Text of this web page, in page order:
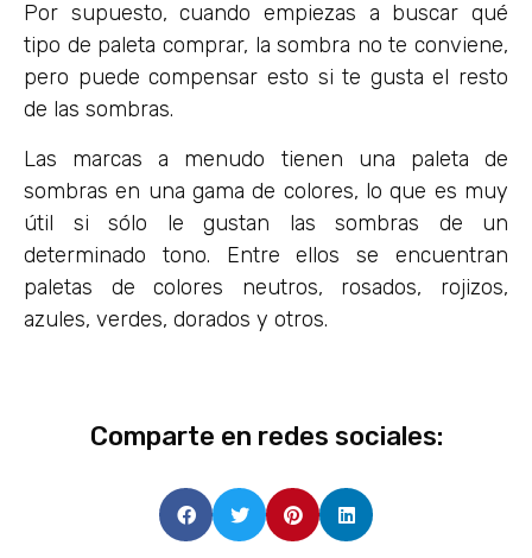
Por supuesto, cuando empiezas a buscar qué
tipo de paleta comprar, la sombra no te conviene,
pero puede compensar esto si te gusta el resto
de las sombras.
Las marcas a menudo tienen una paleta de
sombras en una gama de colores, lo que es muy
útil si sólo le gustan las sombras de un
determinado tono. Entre ellos se encuentran
paletas de colores neutros, rosados, rojizos,
azules, verdes, dorados y otros.
Comparte en redes sociales: